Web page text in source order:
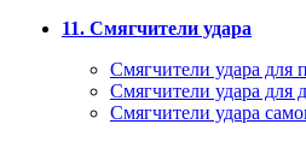
11. Смягчители удара
Смягчители удара для
Смягчители удара для
Cмягчители удара